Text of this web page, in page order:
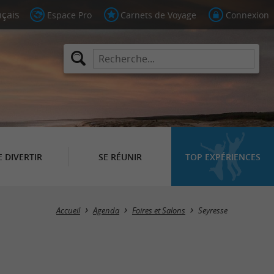
Espace Pro Carnets de Voyage Connexion
DIVERTIR SE RÉUNIR TOP EXPÉRIENCES
Masquer la carte
Accueil Agenda Foires et Salons Seyresse